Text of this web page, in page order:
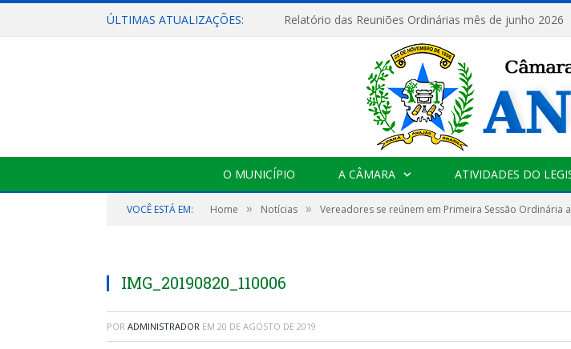
ÚLTIMAS ATUALIZAÇÕES: Relatório das Reuniões Ordinárias mês de junho 2026
O MUNICÍPIO A CÂMARA ATIVIDADES DO
VOCÊ ESTÁ EM: Home » Notícias » Vereadores se reúnem em Primeira Sessão Ordinária
IMG_20190820_110006
POR ADMINISTRADOR EM 20 DE AGOSTO DE 2019